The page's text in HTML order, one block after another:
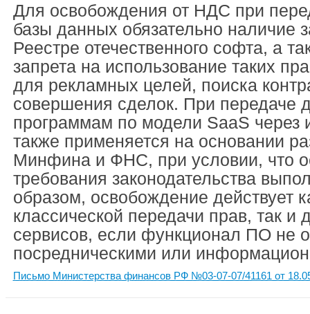
Для освобождения от НДС при
базы данных обязательно наличие
Реестре отечественного софта, а
запрета на использование таких
для рекламных целей, поиска
совершения сделок. При передаче
программам по модели SaaS через
также применяется на основании
Минфина и ФНС, при условии, что
требования законодательства
образом, освобождение действует
классической передачи прав, так и
сервисов, если функционал ПО не
посредническими или
Письмо Министерства финансов РФ №03-07-07/41161 от